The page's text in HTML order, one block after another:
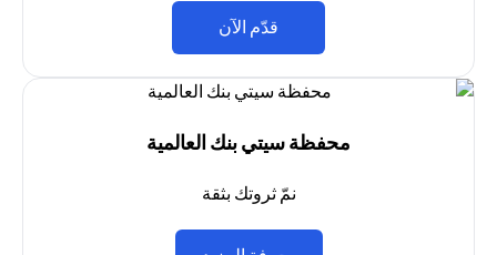
قدّم الآن
محفظة سيتي بنك العالمية
نمّ ثروتك بثقة